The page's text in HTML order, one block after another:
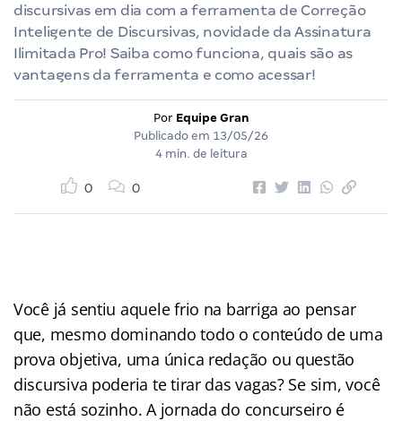
discursivas em dia com a ferramenta de Correção
Inteligente de Discursivas, novidade da Assinatura
Ilimitada Pro! Saiba como funciona, quais são as
vantagens da ferramenta e como acessar!
Por Equipe Gran
Publicado em 13/05/26
4 min. de leitura
0 0
Você já sentiu aquele frio na barriga ao pensar
que, mesmo dominando todo o conteúdo de uma
prova objetiva, uma única redação ou questão
discursiva poderia te tirar das vagas? Se sim, você
não está sozinho. A jornada do concurseiro é